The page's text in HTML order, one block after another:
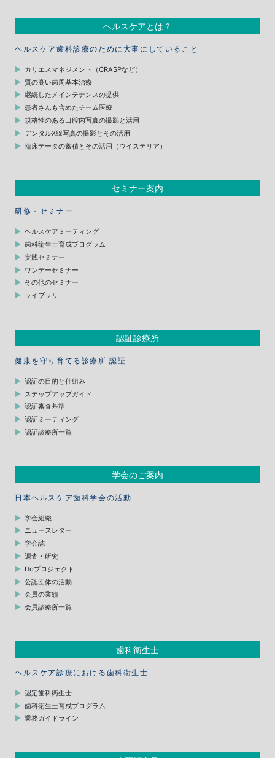
ヘルスケアとは？
ヘルスケア歯科診療のために大事にしていること
カリエスマネジメント（CRASPなど）
質の高い歯周基本治療
継続したメインテナンスの提供
患者さんも含めたチーム医療
規格性のある口腔内写真の撮影と活用
デンタルX線写真の撮影とその活用
臨床データの蓄積とその活用（ウイステリア）
セミナー案内
研修・セミナー
ヘルスケアミーティング
歯科衛生士育成プログラム
実践セミナー
ワンデーセミナー
その他のセミナー
ライブラリ
認証診療所
健康を守り育てる診療所 認証
認証の目的と仕組み
ステップアップガイド
認証審査基準
認証ミーティング
認証診療所一覧
学会のご案内
日本ヘルスケア歯科学会の活動
学会組織
ニュースレター
学会誌
調査・研究
Doプロジェクト
公認団体の活動
会員の業績
会員診療所一覧
歯科衛生士
ヘルスケア診療における歯科衛生士
認定歯科衛生士
歯科衛生士育成プログラム
業務ガイドライン